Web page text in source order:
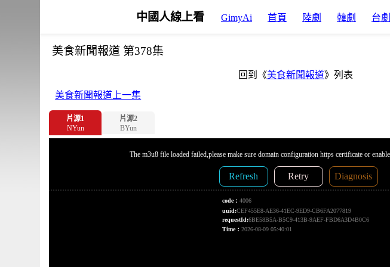
中國人線上看 GimyAi 首頁 陸劇 韓劇 台劇
美食新聞報道 第378集
回到《美食新聞報道》列表
美食新聞報道上一集
片源1
NYun
片源2
BYun